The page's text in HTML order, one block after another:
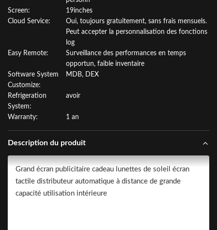
Screen:
19inches
Cloud Service:
Oui, toujours gratuitement, sans frais mensuels.
Peut accepter la personnalisation des fonctions
log
Easy Remote:
Surveillance des performances en temps
opportun, faible inventaire
Software System
Customize:
MDB, DEX
Refrigeration
System:
avoir
Warranty: 1 an
Description du produit
Grand écran publicitaire cadeau lunettes de soleil écran
tactile distributeur automatique à distance de grande
capacité utilisation intérieure